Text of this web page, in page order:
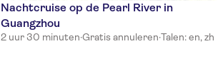
Nachtcruise op de Pearl River in
Guangzhou
2 uur 30 minuten·Gratis annuleren·Talen: en, zh